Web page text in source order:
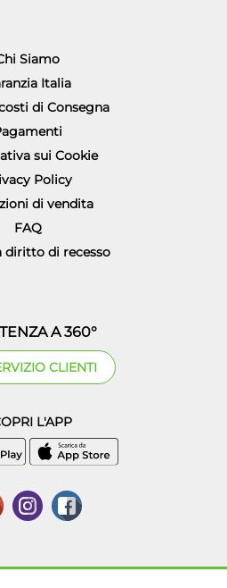
Siamo
Italia
di Consegna
sui Cookie
Policy
di vendita
FAQ
diritto di recesso
A 360°
CLIENTI
L'APP